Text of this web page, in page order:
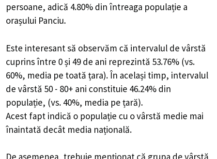
persoane, adică 4.80% din întreaga populație a
orașului Panciu.
Este interesant să observăm că intervalul de vârstă
cuprins între 0 și 49 de ani reprezintă 53.76% (vs.
60%, media pe toată țara). În același timp, intervalul
de vârstă 50 - 80+ ani constituie 46.24% din
populație, (vs. 40%, media pe țară).
Acest fapt indică o populație cu o vârstă medie mai
înaintată decât media națională.